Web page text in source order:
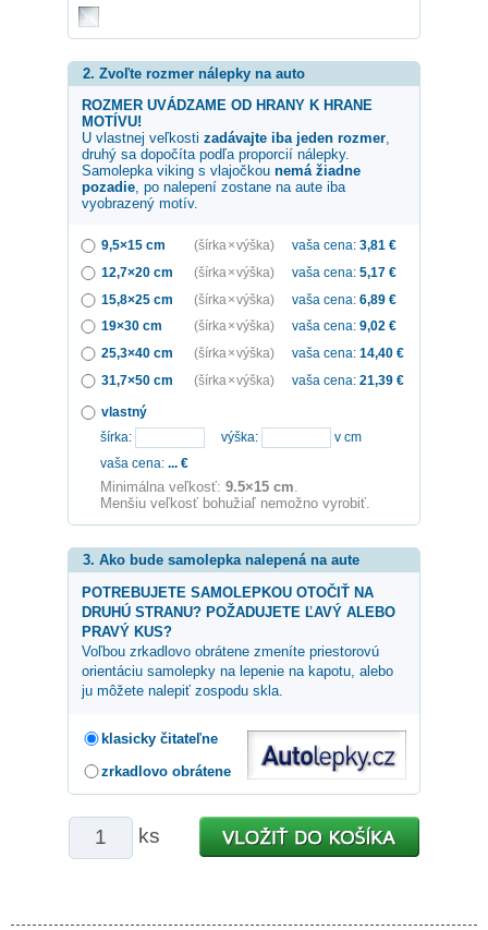
2. Zvoľte rozmer nálepky na auto
ROZMER UVÁDZAME OD HRANY K HRANE
MOTÍVU!
U vlastnej veľkosti zadávajte iba jeden rozmer,
druhý sa dopočíta podľa proporcií nálepky.
Samolepka viking s vlajočkou nemá žiadne
pozadie, po nalepení zostane na aute iba
vyobrazený motív.
9,5×15 cm (šírka × výška) vaša cena: 3,81 €
12,7×20 cm
(šírka × výška) vaša cena: 5,17 €
15,8×25 cm
(šírka × výška) vaša cena: 6,89 €
19×30 cm
(šírka × výška) vaša cena: 9,02 €
25,3×40 cm
(šírka × výška) vaša cena: 14,40 €
31,7×50 cm
(šírka × výška) vaša cena: 21,39 €
vlastný
šírka:
výška:
v cm
vaša cena: ... €
Minimálna veľkosť: 9.5×15 cm.
Menšiu veľkosť bohužiaľ nemožno vyrobiť.
3. Ako bude samolepka nalepená na aute
POTREBUJETE SAMOLEPKOU OTOČIŤ NA
DRUHÚ STRANU? POŽADUJETE ĽAVÝ ALEBO
PRAVÝ KUS?
Voľbou zrkadlovo obrátene zmeníte priestorovú
orientáciu samolepky na lepenie na kapotu, alebo
ju môžete nalepiť zospodu skla.
klasicky čitateľne
zrkadlovo obrátene
ks